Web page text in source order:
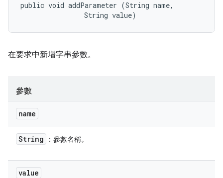
public void addParameter (String name,
                String value)
在要求中新增字串參數。
參數
name
String ：參數名稱。
value